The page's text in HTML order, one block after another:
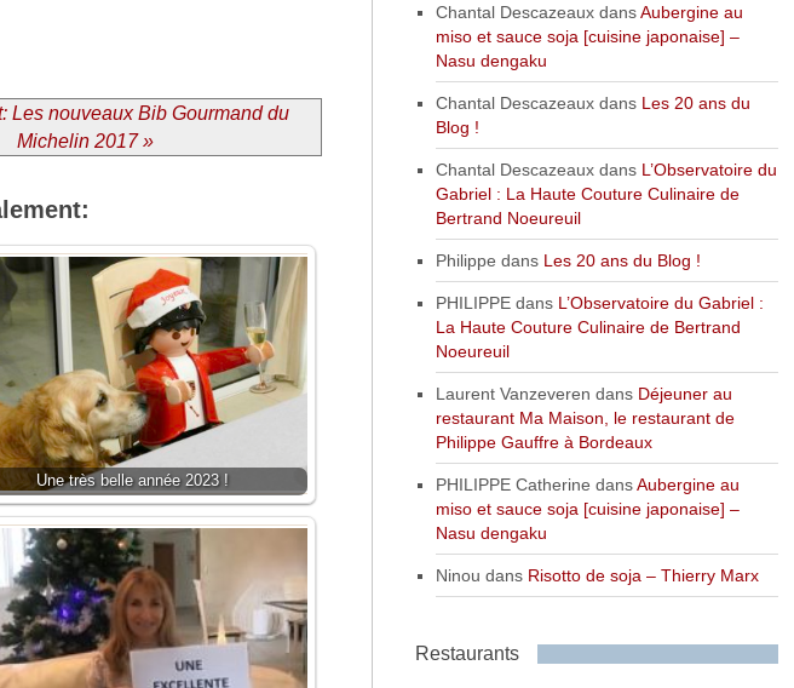
Les nouveaux Bib Gourmand du
Michelin 2017 »
Une très belle année 2023 !
Chantal DescazeauxdansAubergine au
miso et sauce soja [cuisine japonaise] –
Nasu dengaku
Chantal Descazeauxdans Les 20 ans du
Blog !
Chantal Descazeauxdans L’Observatoire du
Gabriel : La Haute Couture Culinaire de
Bertrand Noeureuil
Philippe dans Les 20 ans du Blog !
PHILIPPEdans L’Observatoire du Gabriel :
La Haute Couture Culinaire de Bertrand
Noeureuil
Laurent Vanzeveren dans Déjeuner au
restaurant Ma Maison, le restaurant de
Philippe Gauffre à Bordeaux
PHILIPPE Catherine dansAubergine au
miso et sauce soja [cuisine japonaise] –
Nasu dengaku
Ninou dans Risotto de soja – Thierry Marx
Restaurants